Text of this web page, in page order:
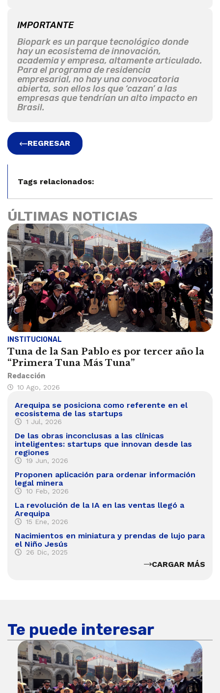
IMPORTANTE
Biopark es un parque tecnológico donde
hay un ecosistema de innovación,
academia y empresa, altamente articulado.
Para el programa de residencia
empresarial, no hay una convocatoria
abierta, son ellos los que ‘cazan’ a las
empresas que tendrían un alto impacto en
Brasil.
REGRESAR
Tags relacionados:
ÚLTIMAS NOTICIAS
INSTITUCIONAL
Tuna de la San Pablo es por tercer año la
“Primera Tuna Más Tuna”
Redacción
10 Ago, 2026
Arequipa se posiciona como referente en el
ecosistema de las startups
1 Jul, 2026
De las obras inconclusas a las clínicas
inteligentes: startups que innovan desde las
regiones
19 Jun, 2026
Proponen aplicación para ordenar información
legal minera
10 Feb, 2026
La revolución de la IA en las ventas llegó a
Arequipa
15 Ene, 2026
Nacimientos en miniatura y prendas de lujo para
el Niño Jesús
26 Dic, 2025
CARGAR MÁS
Te puede interesar